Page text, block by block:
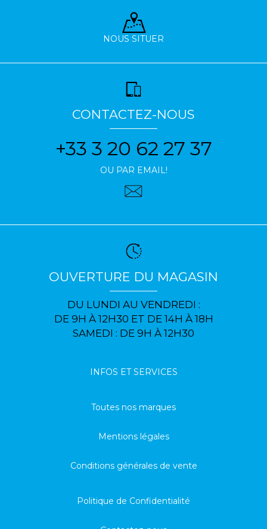
NOUS SITUER
CONTACTEZ-NOUS
+33 3 20 62 27 37
OU PAR EMAIL!
OUVERTURE DU MAGASIN
DU LUNDI AU VENDREDI :
DE 9H À 12H30 ET DE 14H À 18H
SAMEDI : DE 9H À 12H30
INFOS ET SERVICES
Toutes nos marques
Mentions légales
Conditions générales de vente
Politique de Confidentialité